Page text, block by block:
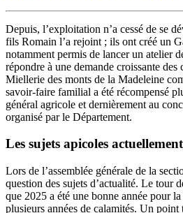
Depuis, l’exploitation n’a cessé de se
fils Romain l’a rejoint ; ils ont créé un
notamment permis de lancer un atelier
répondre à une demande croissante
Miellerie des monts de la Madeleine
savoir-faire familial a été récompensé
général agricole et dernièrement au
organisé par le Département.
Les sujets apicoles
Lors de l’assemblée générale de la
question des sujets d’actualité. Le tour
que 2025 a été une bonne année pour
plusieurs années de calamités. Un